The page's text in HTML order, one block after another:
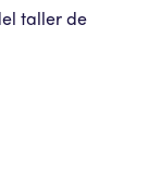
taller de